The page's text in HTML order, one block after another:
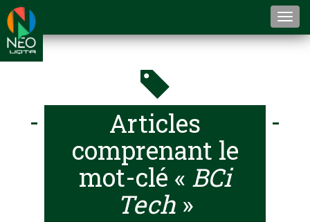
Articles
comprenant le
mot-clé « BCi
Tech »